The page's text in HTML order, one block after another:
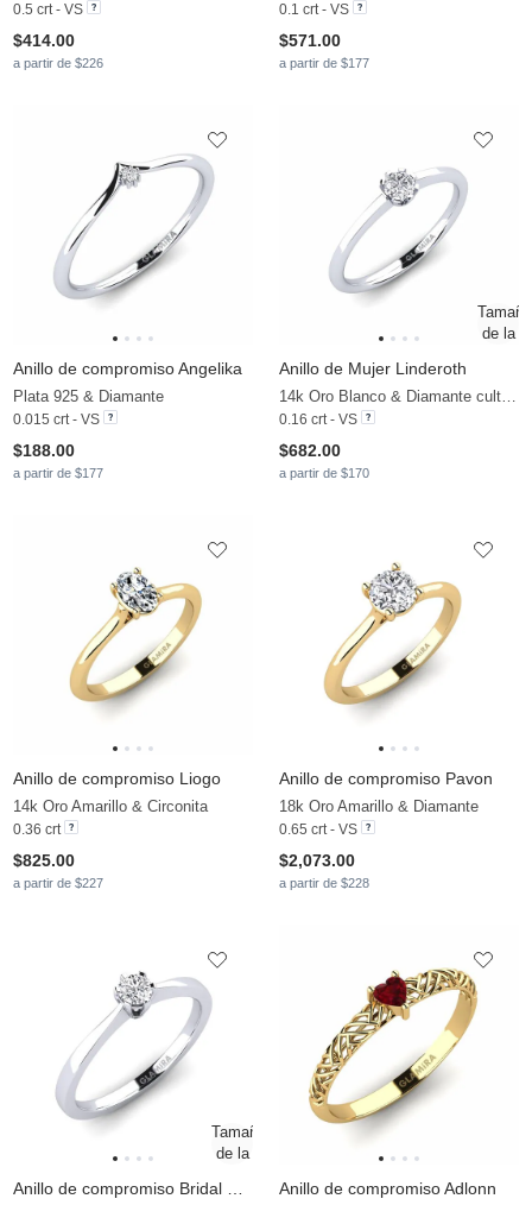
0.5 crt - VS
$414.00
a partir de $226
0.1 crt - VS
$571.00
a partir de $177
Anillo de compromiso Angelika
Plata 925 & Diamante
0.015 crt - VS
$188.00
a partir de $177
Anillo de Mujer Linderoth
14k Oro Blanco & Diamante cultivado en laboratorio
0.16 crt - VS
$682.00
a partir de $170
Anillo de compromiso Liogo
14k Oro Amarillo & Circonita
0.36 crt
$825.00
a partir de $227
Anillo de compromiso Pavon
18k Oro Amarillo & Diamante
0.65 crt - VS
$2,073.00
a partir de $228
Anillo de compromiso Adlonn